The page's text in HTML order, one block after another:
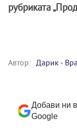
рубриката
Автор: Дарик -
Добави ни
Google